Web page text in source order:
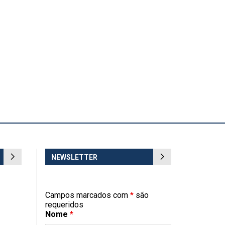
NEWSLETTER
Campos marcados com *são
requeridos
Nome *